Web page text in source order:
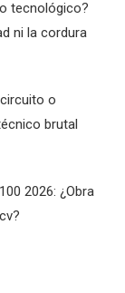
tecnológico?
ni la cordura
o
brutal
2026: ¿Obra